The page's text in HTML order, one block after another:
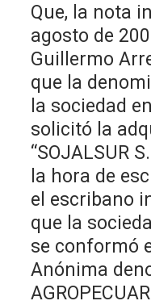
Que, la nota
agosto de
Guillermo
que la
la sociedad
solicitó la
“SOJALSUR
la hora de
el escribano
que la
se conformó
Anónima